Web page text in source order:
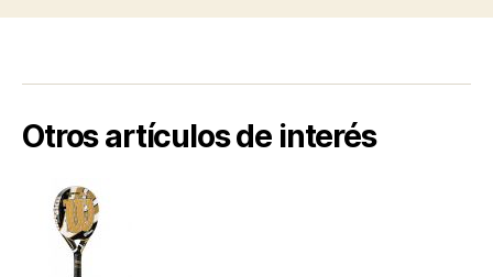
Madres”
Otros artículos de interés